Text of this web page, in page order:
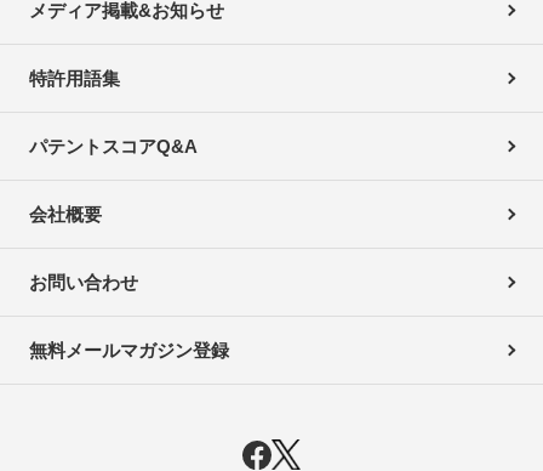
メディア掲載&お知らせ
特許用語集
パテントスコアQ&A
会社概要
お問い合わせ
無料メールマガジン登録